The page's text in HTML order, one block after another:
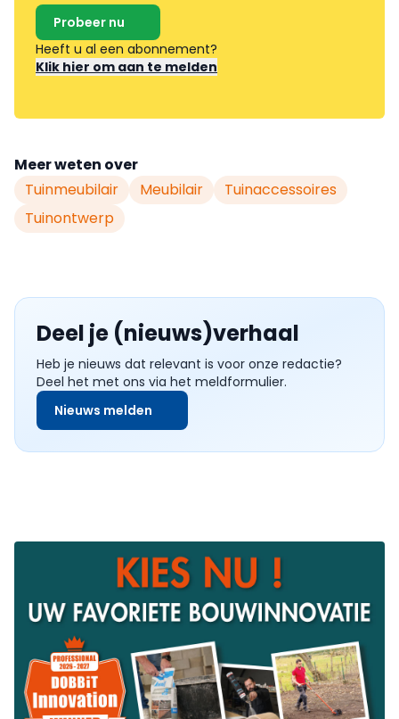
Probeer nu
Heeft u al een abonnement?
Klik hier om aan te melden
Meer weten over
Tuinmeubilair
Meubilair
Tuinaccessoires
Tuinontwerp
Deel je (nieuws)verhaal
Heb je nieuws dat relevant is voor onze redactie?
Deel het met ons via het meldformulier.
Nieuws melden